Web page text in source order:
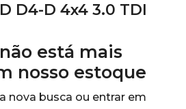
D4-D 4x4 3.0 TDI
está mais
nosso estoque
nova busca ou entrar em